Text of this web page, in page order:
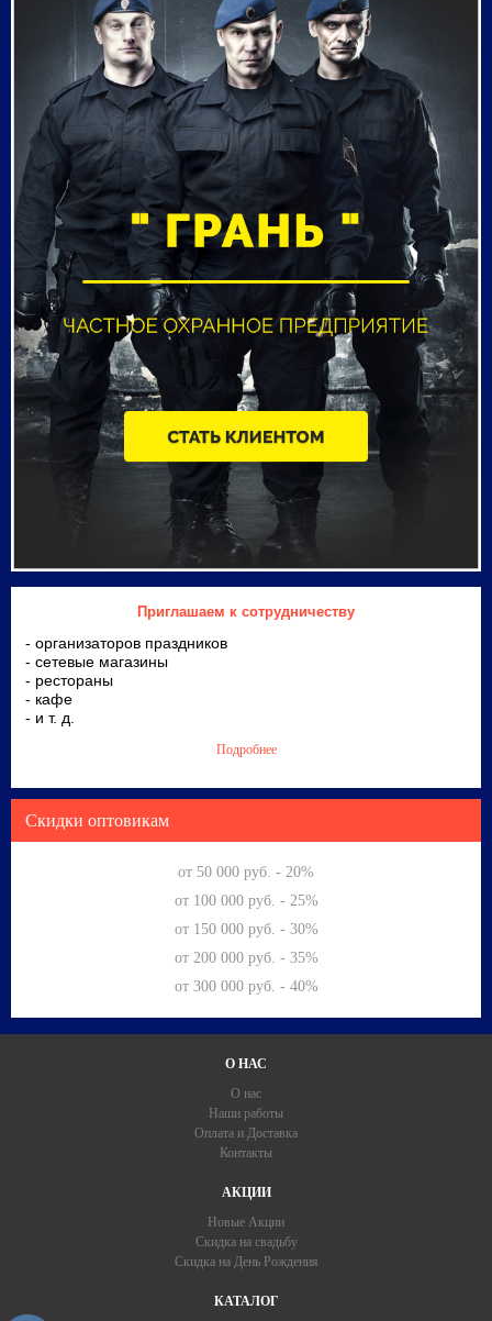
Приглашаем к сотрудничеству
- организаторов праздников
- сетевые магазины
- рестораны
- кафе
- и т. д.
Подробнее
Скидки оптовикам
от 50 000 руб. - 20%
от 100 000 руб. - 25%
от 150 000 руб. - 30%
от 200 000 руб. - 35%
от 300 000 руб. - 40%
О НАС
О нас
Наши работы
Оплата и Доставка
Контакты
АКЦИИ
Новые Акции
Скидка на свадьбу
Скидка на День Рождения
КАТАЛОГ